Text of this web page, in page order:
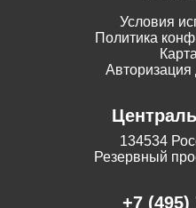
Условия
Политика
Авторизация
134534
Резервный
+7 (495)